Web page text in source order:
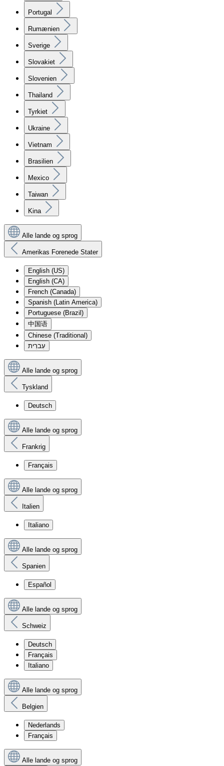
Portugal
Rumænien
Sverige
Slovakiet
Slovenien
Thailand
Tyrkiet
Ukraine
Vietnam
Brasilien
Mexico
Taiwan
Kina
Alle lande og sprog
Amerikas Forenede Stater
English (US)
English (CA)
French (Canada)
Spanish (Latin America)
Portuguese (Brazil)
中国语
Chinese (Traditional)
עִברִית
Alle lande og sprog
Tyskland
Deutsch
Alle lande og sprog
Frankrig
Français
Alle lande og sprog
Italien
Italiano
Alle lande og sprog
Spanien
Español
Alle lande og sprog
Schweiz
Deutsch
Français
Italiano
Alle lande og sprog
Belgien
Nederlands
Français
Alle lande og sprog